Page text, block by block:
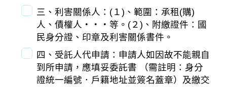
三、利害關係人：(１)、範圍：承租(購)
人、債權人‧‧‧等。(２)、附繳證件：國
民身分證、印章及利害關係書件。
四、受託人代申請：申請人如因故不能親自
到所申請，應填妥委託書 （需註明：身分
證統一編號．戶籍地址並簽名蓋章）及繳交